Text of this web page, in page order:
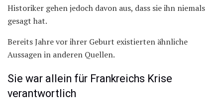
Historiker gehen jedoch davon aus, dass sie ihn niemals
gesagt hat.
Bereits Jahre vor ihrer Geburt existierten ähnliche
Aussagen in anderen Quellen.
Sie war allein für Frankreichs Krise
verantwortlich